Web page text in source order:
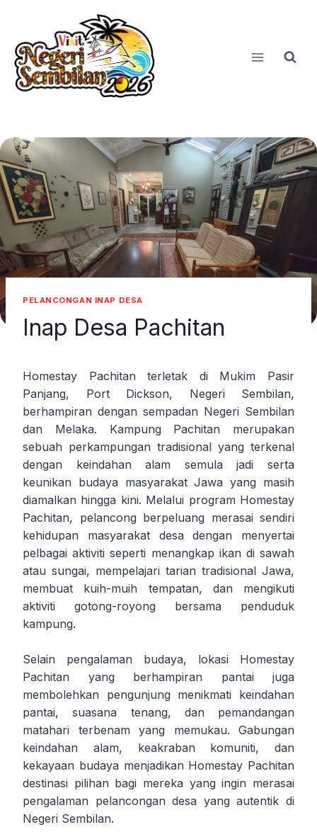
content
PELANCONGAN INAP DESA
Inap Desa Pachitan
Homestay Pachitan terletak di Mukim Pasir
Panjang, Port Dickson, Negeri Sembilan,
berhampiran dengan sempadan Negeri Sembilan
dan Melaka. Kampung Pachitan merupakan
sebuah perkampungan tradisional yang terkenal
dengan keindahan alam semula jadi serta
keunikan budaya masyarakat Jawa yang masih
diamalkan hingga kini. Melalui program Homestay
Pachitan, pelancong berpeluang merasai sendiri
kehidupan masyarakat desa dengan menyertai
pelbagai aktiviti seperti menangkap ikan di sawah
atau sungai, mempelajari tarian tradisional Jawa,
membuat kuih-muih tempatan, dan mengikuti
aktiviti gotong-royong bersama penduduk
kampung.
Selain pengalaman budaya, lokasi Homestay
Pachitan yang berhampiran pantai juga
membolehkan pengunjung menikmati keindahan
pantai, suasana tenang, dan pemandangan
matahari terbenam yang memukau. Gabungan
keindahan alam, keakraban komuniti, dan
kekayaan budaya menjadikan Homestay Pachitan
destinasi pilihan bagi mereka yang ingin merasai
pengalaman pelancongan desa yang autentik di
Negeri Sembilan.